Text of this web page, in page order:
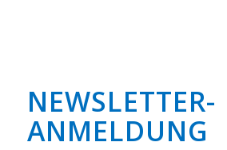
NEWSLETTER­
ANMELDUNG